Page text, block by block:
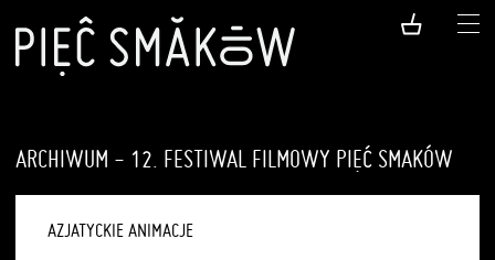
ARCHIWUM - 12. FESTIWAL FILMOWY PIĘĆ SMAKÓW
AZJATYCKIE ANIMACJE